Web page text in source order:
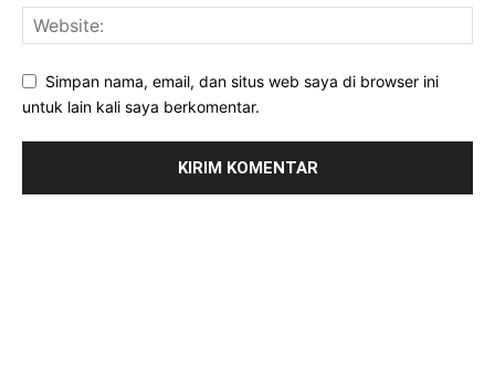
Simpan nama, email, dan situs web saya di browser ini
untuk lain kali saya berkomentar.